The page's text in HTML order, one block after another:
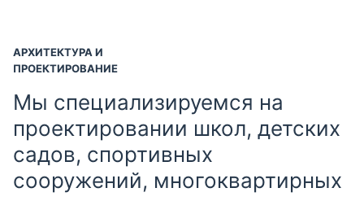
АРХИТЕКТУРА И
ПРОЕКТИРОВАНИЕ
Мы специализируемся на
проектировании школ, детских
садов, спортивных
сооружений, многоквартирных